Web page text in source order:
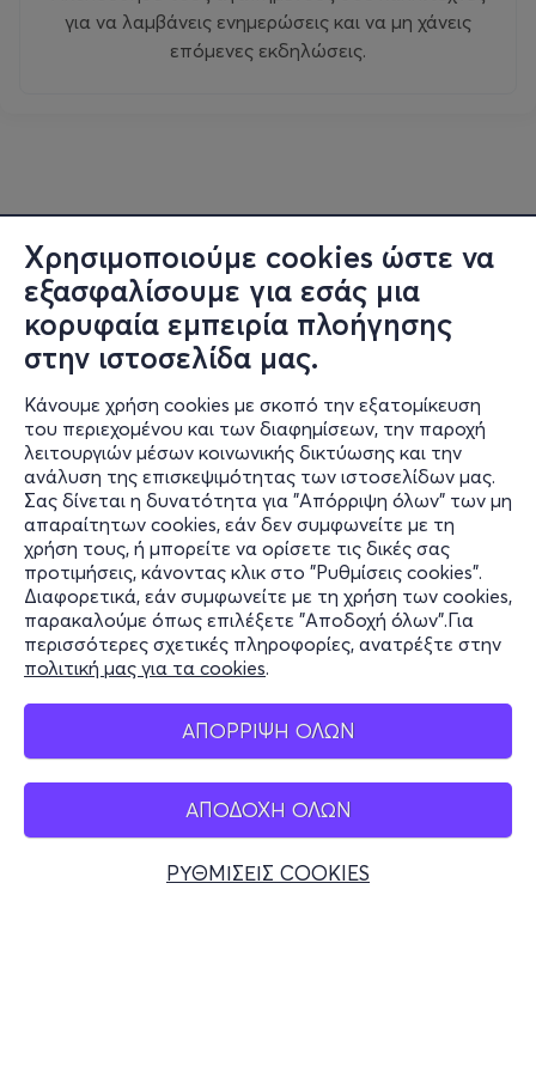
Χρησιμοποιούμε cookies ώστε να
εξασφαλίσουμε για εσάς μια
κορυφαία εμπειρία πλοήγησης
στην ιστοσελίδα μας.
Κάνουμε χρήση cookies με σκοπό την εξατομίκευση
του περιεχομένου και των διαφημίσεων, την παροχή
λειτουργιών μέσων κοινωνικής δικτύωσης και την
ανάλυση της επισκεψιμότητας των ιστοσελίδων μας.
Σας δίνεται η δυνατότητα για "Απόρριψη όλων" των μη
απαραίτητων cookies, εάν δεν συμφωνείτε με τη
χρήση τους, ή μπορείτε να ορίσετε τις δικές σας
προτιμήσεις, κάνοντας κλικ στο "Ρυθμίσεις cookies".
Διαφορετικά, εάν συμφωνείτε με τη χρήση των cookies,
παρακαλούμε όπως επιλέξετε "Αποδοχή όλων".Για
περισσότερες σχετικές πληροφορίες, ανατρέξτε στην
πολιτική μας για τα cookies.
ΑΠΟΡΡΙΨΗ ΟΛΩΝ
ΑΠΟΔΟΧΗ ΟΛΩΝ
ΡΥΘΜΙΣΕΙΣ COOKIES
για να λαμβάνεις ενημερώσεις και να μη χάνεις
επόμενες εκδηλώσεις.
Πληροφορίες
Υποστήριξη
Stay Connected
Mobile app